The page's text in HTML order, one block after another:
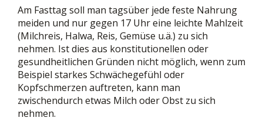
Am Fasttag soll man tagsüber jede feste Nahrung
meiden und nur gegen 17 Uhr eine leichte Mahlzeit
(Milchreis, Halwa, Reis, Gemüse u.ä.) zu sich
nehmen. Ist dies aus konstitutionellen oder
gesundheitlichen Gründen nicht möglich, wenn zum
Beispiel starkes Schwächegefühl oder
Kopfschmerzen auftreten, kann man
zwischendurch etwas Milch oder Obst zu sich
nehmen.